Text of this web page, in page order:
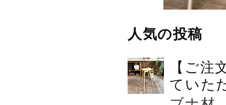
人気の投稿
【ご
ていた